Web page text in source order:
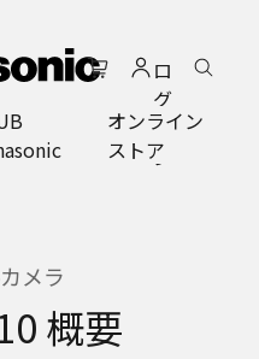
ロ
グ
イ
ン
オンライン
ストア
メラ
概要